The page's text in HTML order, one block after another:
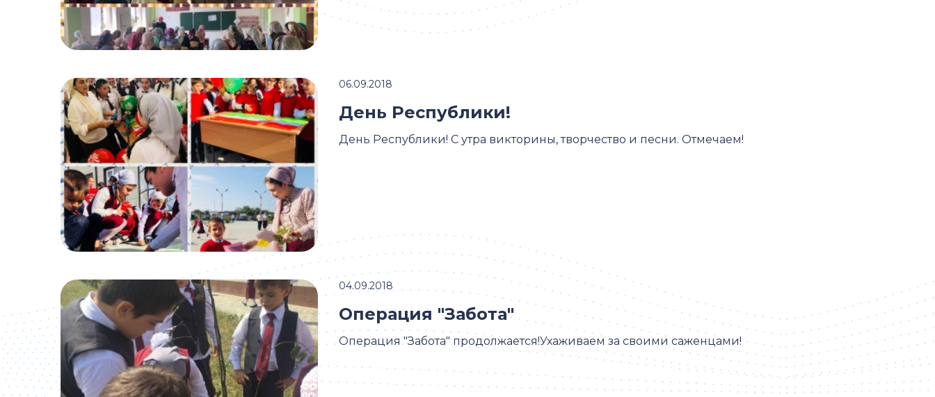
День Республики! С утра викторины, творчество и песни. Отмечаем!
День Республики!
06.09.2018
Операция "Забота" продолжается!Ухаживаем за своими саженцами!
Операция "Забота"
04.09.2018